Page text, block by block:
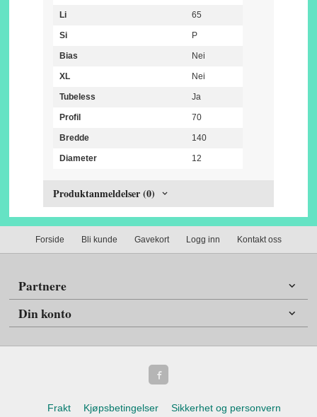
Li 65
Si P
Bias Nei
XL Nei
Tubeless Ja
Profil 70
Bredde 140
Diameter 12
Produktanmeldelser (0)
Forside Bli kunde Gavekort Logg inn Kontakt oss
Partnere
Din konto
Frakt Kjøpsbetingelser Sikkerhet og personvern